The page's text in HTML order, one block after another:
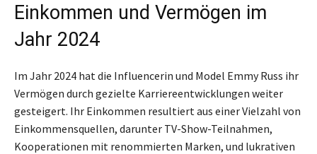
Einkommen und Vermögen im
Jahr 2024
Im Jahr 2024 hat die Influencerin und Model Emmy Russ ihr
Vermögen durch gezielte Karriereentwicklungen weiter
gesteigert. Ihr Einkommen resultiert aus einer Vielzahl von
Einkommensquellen, darunter TV-Show-Teilnahmen,
Kooperationen mit renommierten Marken, und lukrativen